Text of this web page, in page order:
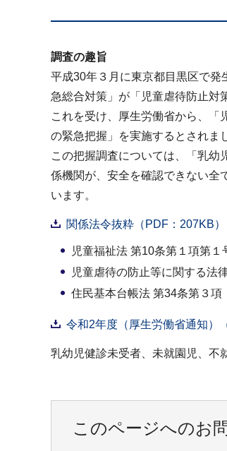
調査の趣旨
平成30年３月に東京都目黒区で
急総合対策」が「児童虐待防止対
これを受け、厚生労働省から、
の緊急把握」を実施するとされま
この把握調査については、「乳幼
係機関が、安全を確認できない全
います。
関係法令抜粋（PDF：207KB）
児童福祉法 第10条第１項第１
児童虐待の防止等に関する法
住民基本台帳法 第34条第３項
令和2年度（厚生労働省通知）
乳幼児健診未受者、未就園児、不
このページへのお